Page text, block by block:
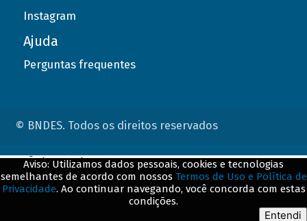
Instagram
Ajuda
Perguntas frequentes
© BNDES. Todos os direitos reservados
Aviso: Utilizamos dados pessoais, cookies e tecnologias
semelhantes de acordo com nossos Termos de Uso e Política de
Privacidade. Ao continuar navegando, você concorda com estas
condições.
Entendi
ConteÃºdo complementar
${title}${badge}